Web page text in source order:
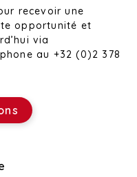
recevoir une
opportunité et
via
au +32 (0)2 378